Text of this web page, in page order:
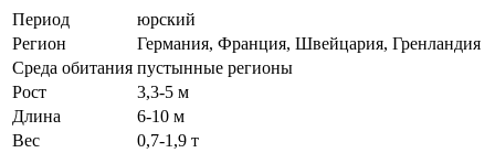
Период
юрский
Регион
Германия, Франция, Швейцария, Гренландия
Среда обитания пустынные регионы
Рост
3,3-5 м
Длина
6-10 м
Вес
0,7-1,9 т